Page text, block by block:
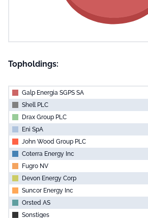
Topholdings:
Galp Energia SGPS SA
Shell PLC
Drax Group PLC
Eni SpA
John Wood Group PLC
Coterra Energy Inc
Fugro NV
Devon Energy Corp
Suncor Energy Inc
Orsted AS
Sonstiges